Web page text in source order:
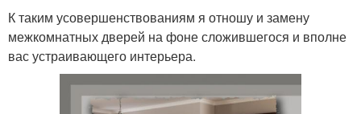
К таким усовершенствованиям я отношу и замену
межкомнатных дверей на фоне сложившегося и вполне
вас устраивающего интерьера.